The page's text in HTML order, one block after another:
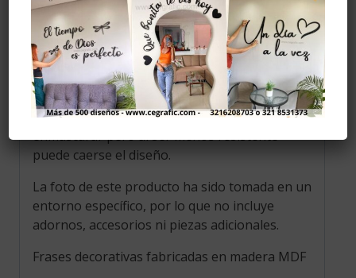
Limpiar con alcohol solo la parte del adhesivo.
Evitar la humedad.
Instalación
Se recomiendo pegar con cinta doble faz, (no
la incluye) se puede comprar en ferreterías,
también se puede pegar con cinta de
enmascarar pero al ser menos resistente
puede caerse el diseño.
La foto de este producto ha sido tomada en un
entorno específico, por lo que no incluye
adornos, accesorios ni piezas adicionales.
Frases decorativas fabricadas en madera MDF